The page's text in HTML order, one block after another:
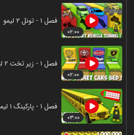
۰۲:۰۰
فصل ۱ - تونل ۲ لیمو
۰۲:۰۰
فصل ۱ - زیر تخت ۲ لیمو
۰۳:۰۰
فصل ۱ - پارکینگ ۱ لیمو